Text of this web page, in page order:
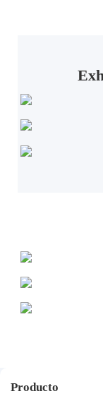
Producto